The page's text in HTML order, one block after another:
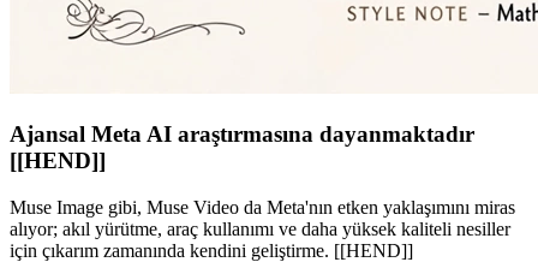
Ajansal Meta AI araştırmasına dayanmaktadır
[[HEND]]
Muse Image gibi, Muse Video da Meta'nın etken yaklaşımını miras
alıyor; akıl yürütme, araç kullanımı ve daha yüksek kaliteli nesiller
için çıkarım zamanında kendini geliştirme. [[HEND]]